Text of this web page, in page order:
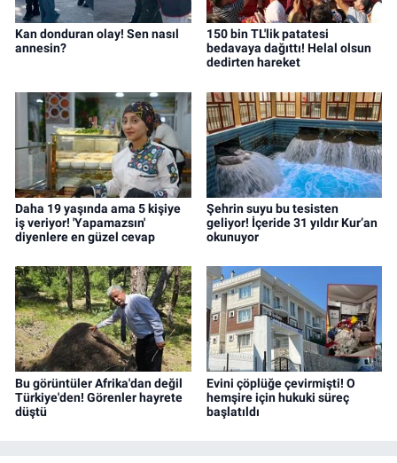
Kan donduran olay! Sen nasıl
annesin?
150 bin TL'lik patatesi
bedavaya dağıttı! Helal olsun
dedirten hareket
Daha 19 yaşında ama 5 kişiye
iş veriyor! 'Yapamazsın'
diyenlere en güzel cevap
Şehrin suyu bu tesisten
geliyor! İçeride 31 yıldır Kur’an
okunuyor
Bu görüntüler Afrika'dan değil
Türkiye'den! Görenler hayrete
düştü
Evini çöplüğe çevirmişti! O
hemşire için hukuki süreç
başlatıldı